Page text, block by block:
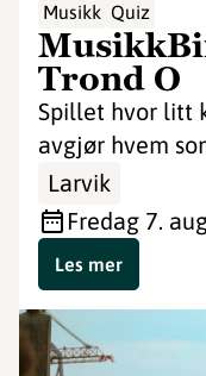
Musikk Quiz
Trond O
Spillet hvor litt
avgjør hvem
Larvik
fredag 7.
Les mer